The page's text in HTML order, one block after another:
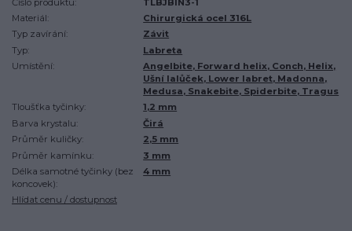
Materiál:
Chirurgická ocel 316L
Typ zavírání:
Závit
Typ:
Labreta
Umístění:
Angelbite, Forward helix, Conch, Helix,
Ušní lalůček, Lower labret, Madonna,
Medusa, Snakebite, Spiderbite, Tragus
Tloušťka tyčinky:
1,2 mm
Barva krystalu:
Čirá
Průměr kuličky:
2,5 mm
Průměr kamínku:
3 mm
Délka samotné tyčinky (bez
koncovek):
4 mm
Hlídat cenu / dostupnost